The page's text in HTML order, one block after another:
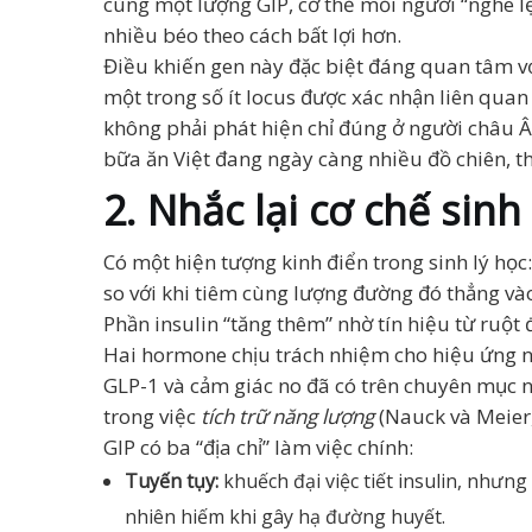
nhiều béo theo cách bất lợi hơn.
Điều khiến gen này đặc biệt đáng quan tâm
một trong số ít locus được xác nhận liên
không phải phát hiện chỉ đúng ở người châu
bữa ăn Việt đang ngày càng nhiều đồ chiên,
2. Nhắc lại cơ chế
Có một hiện tượng kinh điển trong sinh lý
so với khi tiêm cùng lượng đường đó thẳng
Phần insulin “tăng thêm” nhờ tín hiệu từ ruột
Hai hormone chịu trách nhiệm cho hiệu ứng
GLP-1 và cảm giác no đã có trên chuyên
trong việc tích trữ năng lượng(Nauck và
GIP có ba “địa chỉ” làm việc chính:
Tuyến tụy: khuếch đại việc tiết insulin,
nhiên hiếm khi gây hạ đường huyết.